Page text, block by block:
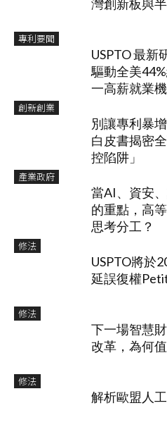
灣創新板與
專利要聞
USPTO 最新
驅動全美
一高薪就業
創新創業
別讓專利暴
白皮書揭密
控陷阱」
產業政府
當AI、資安
的重點，高
思考分工？
修法
USPTO將於
延誤復權
修法
下一場智慧
改革，為何
修法
解析歐盟人